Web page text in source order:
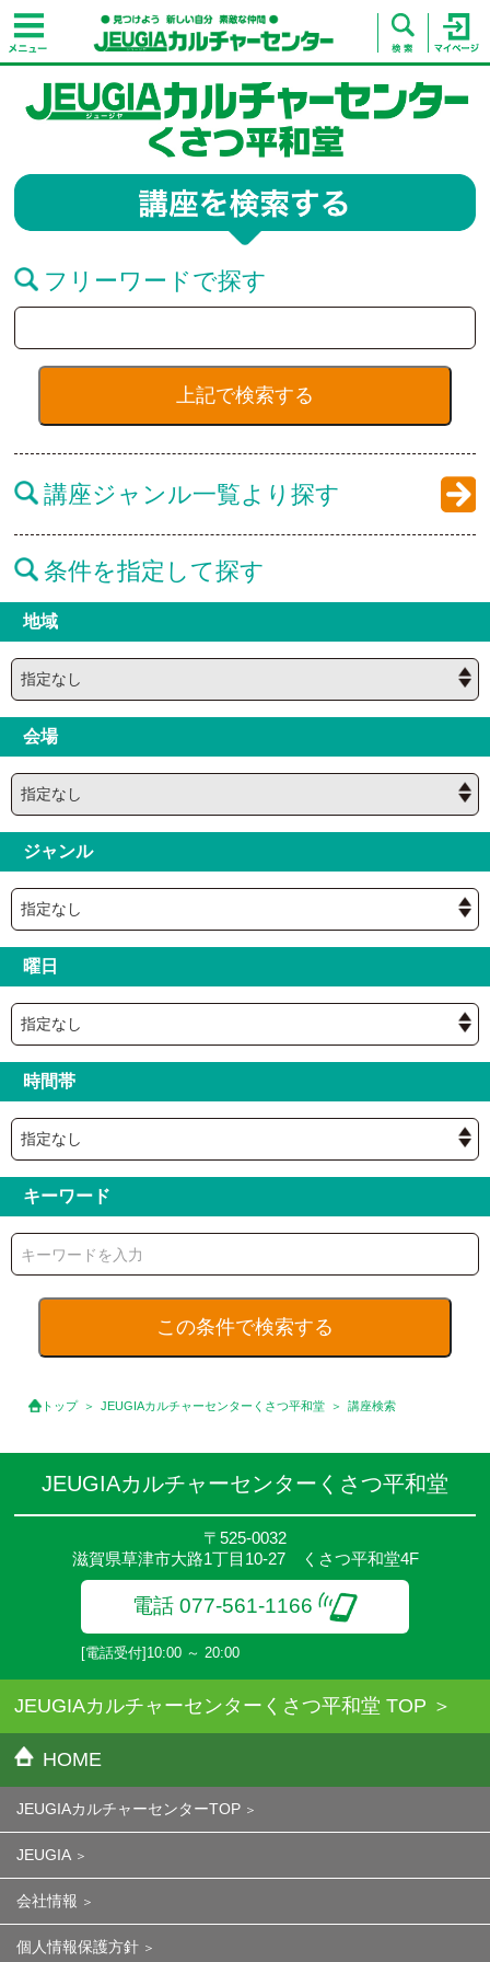
フリーワードで探す
講座ジャンル一覧より探す
条件を指定して探す
地域
会場
ジャンル
曜日
時間帯
キーワード
トップ JEUGIAカルチャーセンターくさつ平和堂 講座検索
JEUGIAカルチャーセンターくさつ平和堂
〒525-0032
滋賀県草津市大路1丁目10-27 くさつ平和堂4F
電話 077-561-1166
[電話受付]10:00 ～ 20:00
JEUGIAカルチャーセンターくさつ平和堂 TOP
HOME
JEUGIAカルチャーセンターTOP
JEUGIA
会社情報
個人情報保護方針